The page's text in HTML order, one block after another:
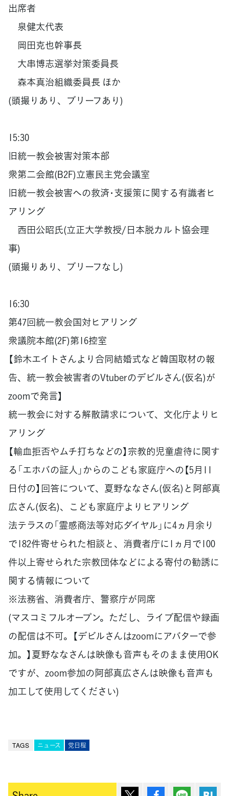
出席者
泉健太代表
岡田克也幹事長
大串博志選挙対策委員長
森本真治組織委員長 ほか
(頭撮りあり、ブリーフあり)
15:30
旧統一教会被害対策本部
衆第二会館(B2F)立憲民主党会議室
旧統一教会被害への救済･支援策に関する有識者ヒ
アリング
西田公昭氏(立正大学教授/日本脱カルト協会理
事)
(頭撮りあり、ブリーフなし)
16:30
第47回統一教会国対ヒアリング
衆議院本館(2F)第16控室
【鈴木エイトさんより合同結婚式など韓国取材の報
告、統一教会被害者のVtuberのデビルさん(仮名)が
zoomで発言】
統一教会に対する解散請求について、文化庁よりヒ
アリング
【輸血拒否やムチ打ちなどの】宗教的児童虐待に関す
る「エホバの証人」からのこども家庭庁への【5月11
日付の】回答について、夏野ななさん(仮名)と阿部真
広さん(仮名)、こども家庭庁よりヒアリング
法テラスの「霊感商法等対応ダイヤル」に4ヵ月余り
で182件寄せられた相談と、消費者庁に1ヵ月で100
件以上寄せられた宗教団体などによる寄付の勧誘に
関する情報について
※法務省、消費者庁、警察庁が同席
(マスコミフルオープン。ただし、ライブ配信や録画
の配信は不可。【デビルさんはzoomにアバターで参
加。】夏野ななさんは映像も音声もそのまま使用OK
ですが、zoom参加の阿部真広さんは映像も音声も
加工して使用してください)
TAGS ニュース 党日程
ポスト シェア Lineで送